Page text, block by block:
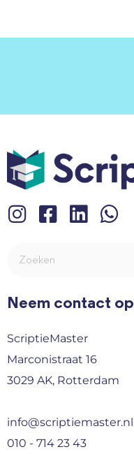
Neem contact op
ScriptieMaster
Marconistraat 16
3029 AK, Rotterdam
info@scriptiemaster.nl
010 - 714 23 43